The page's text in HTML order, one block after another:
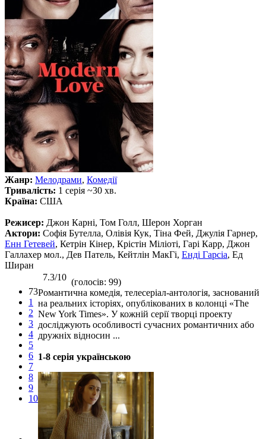
Жанр: Мелодрами, Комедії
Тривалість: 1 серія ~30 хв.
Країна: США
Режисер: Джон Карні, Том Голл, Шерон Хорган
Актори: Софія Бутелла, Олівія Кук, Тіна Фей, Джулія Гарнер,
Енн Гетевей, Кетрін Кінер, Крістін Міліоті, Гарі Карр, Джон
Галлахер мол., Дев Патель, Кейтлін МакГі, Енді Гарсіа, Ед
Ширан
73
1
2
3
4
5
6
7
8
9
10
7.3/10 (голосів: 99)
Романтична комедія, телесеріал-антологія, заснований
на реальних історіях, опублікованих в колонці «The
New York Times». У кожній серії творці проекту
досліджують особливості сучасних романтичних або
дружніх відносин ...
1-8 серія українською